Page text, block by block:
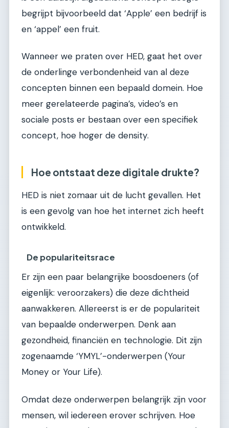
begrijpt bijvoorbeeld dat ‘Apple’ een bedrijf is
en ‘appel’ een fruit.
Wanneer we praten over HED, gaat het over
de onderlinge verbondenheid van al deze
concepten binnen een bepaald domein. Hoe
meer gerelateerde pagina’s, video’s en
sociale posts er bestaan over een specifiek
concept, hoe hoger de density.
Hoe ontstaat deze digitale drukte?
HED is niet zomaar uit de lucht gevallen. Het
is een gevolg van hoe het internet zich heeft
ontwikkeld.
De populariteitsrace
Er zijn een paar belangrijke boosdoeners (of
eigenlijk: veroorzakers) die deze dichtheid
aanwakkeren. Allereerst is er de populariteit
van bepaalde onderwerpen. Denk aan
gezondheid, financiën en technologie. Dit zijn
zogenaamde ‘YMYL’-onderwerpen (Your
Money or Your Life).
Omdat deze onderwerpen belangrijk zijn voor
mensen, wil iedereen erover schrijven. Hoe